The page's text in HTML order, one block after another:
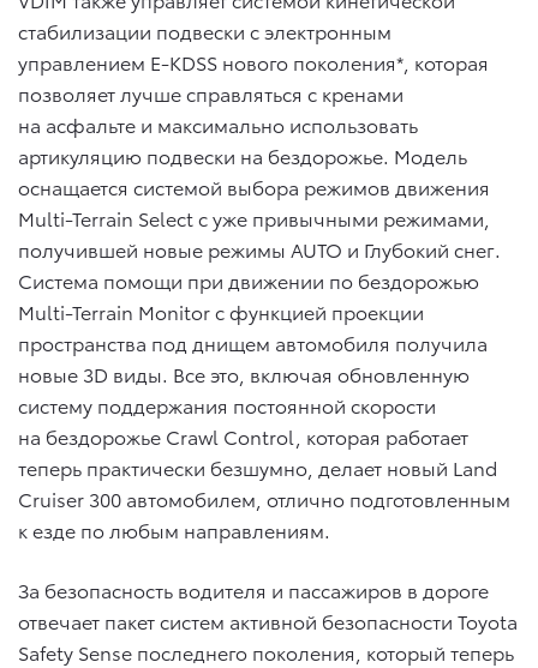
стабилизации подвески с электронным
управлением E-KDSS нового поколения*, которая
позволяет лучше справляться с кренами
на асфальте и максимально использовать
артикуляцию подвески на бездорожье. Модель
оснащается системой выбора режимов движения
Multi-Terrain Select с уже привычными режимами,
получившей новые режимы AUTO и Глубокий снег.
Система помощи при движении по бездорожью
Multi-Terrain Monitor с функцией проекции
пространства под днищем автомобиля получила
новые 3D виды. Все это, включая обновленную
систему поддержания постоянной скорости
на бездорожье Crawl Control, которая работает
теперь практически безшумно, делает новый Land
Cruiser 300 автомобилем, отлично подготовленным
к езде по любым направлениям.
За безопасность водителя и пассажиров в дороге
отвечает пакет систем активной безопасности Toyota
Safety Sense последнего поколения, который теперь